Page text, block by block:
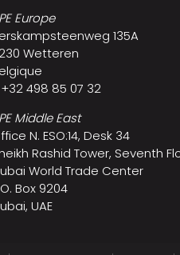
Europe
135A
Wetteren
+32 498 85 07 32
Middle East
N. ESO:14, Desk 34
Rashid Tower, Seventh
World Trade Center
Box 9204
UAE